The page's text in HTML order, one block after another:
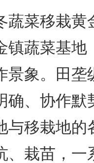
菜移栽黄
镇蔬菜基地
景象。田垄
确、协作默
与移栽地的
、栽苗，一